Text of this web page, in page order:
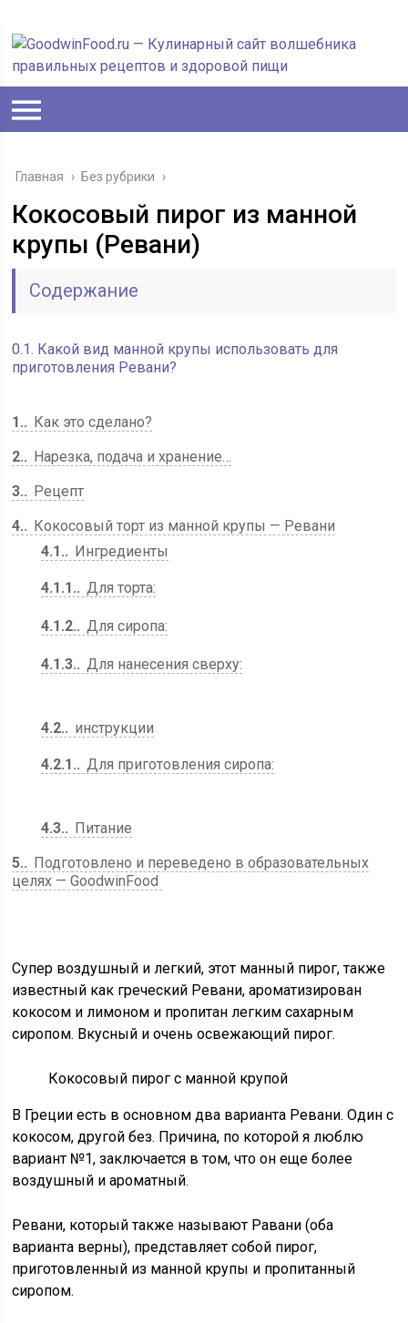
Главная › Без рубрики ›
Кокосовый пирог из манной
крупы (Ревани)
Содержание
0.1. Какой вид манной крупы использовать для
приготовления Ревани?
1.
Как это сделано?
2.
Нарезка, подача и хранение…
3.
Рецепт
4.
Кокосовый торт из манной крупы — Ревани
4.1.
Ингредиенты
4.1.1. Для торта:
4.1.2. Для сиропа:
4.1.3. Для нанесения сверху:
4.2. инструкции
4.2.1. Для приготовления сиропа:
4.3.
Питание
5.
Подготовлено и переведено в образовательных
целях — GoodwinFood
Супер воздушный и легкий, этот манный пирог, также
известный как греческий Ревани, ароматизирован
кокосом и лимоном и пропитан легким сахарным
сиропом. Вкусный и очень освежающий пирог.
Кокосовый пирог с манной крупой
В Греции есть в основном два варианта Ревани. Один с
кокосом, другой без. Причина, по которой я люблю
вариант №1, заключается в том, что он еще более
воздушный и ароматный.
Ревани, который также называют Равани (оба
варианта верны), представляет собой пирог,
приготовленный из манной крупы и пропитанный
сиропом.